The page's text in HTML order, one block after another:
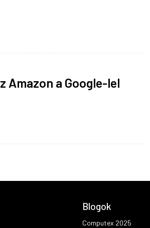
Amazon a Google-lel
Blogok
Computex 2025